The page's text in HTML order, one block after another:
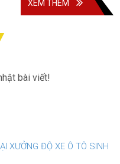
XEM THÊM
bài viết!